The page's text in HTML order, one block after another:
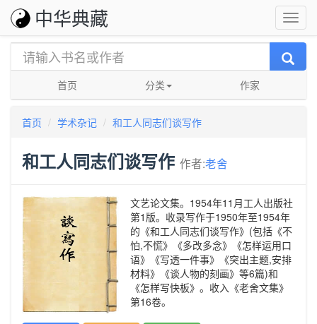
中华典藏
首页 分类 作家
首页 学术杂记 和工人同志们谈写作
和工人同志们谈写作 作者:老舍
文艺论文集。1954年11月工人出版社
第1版。收录写作于1950年至1954年
的《和工人同志们谈写作》(包括《不
怕,不慌》《多改多念》《怎样运用口
语》《写透一件事》《突出主题,安排
材料》《谈人物的刻画》等6篇)和
《怎样写快板》。收入《老舍文集》
第16卷。